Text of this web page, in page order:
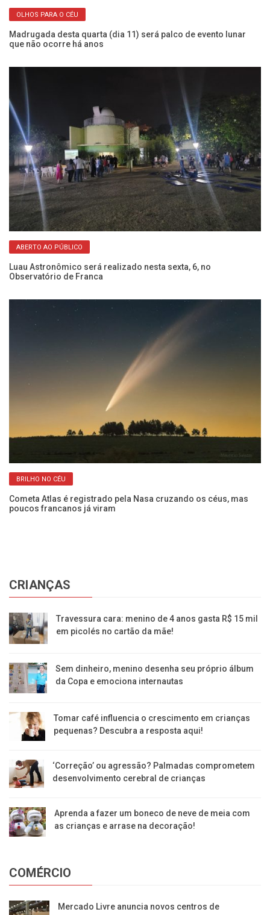
OLHOS PARA O CÉU
Madrugada desta quarta (dia 11) será palco de evento lunar
que não ocorre há anos
ABERTO AO PÚBLICO
Luau Astronômico será realizado nesta sexta, 6, no
Observatório de Franca
BRILHO NO CÉU
Cometa Atlas é registrado pela Nasa cruzando os céus, mas
poucos francanos já viram
CRIANÇAS
Travessura cara: menino de 4 anos gasta R$ 15 mil
em picolés no cartão da mãe!
Sem dinheiro, menino desenha seu próprio álbum
da Copa e emociona internautas
Tomar café influencia o crescimento em crianças
pequenas? Descubra a resposta aqui!
‘Correção’ ou agressão? Palmadas comprometem
desenvolvimento cerebral de crianças
Aprenda a fazer um boneco de neve de meia com
as crianças e arrase na decoração!
COMÉRCIO
Mercado Livre anuncia novos centros de